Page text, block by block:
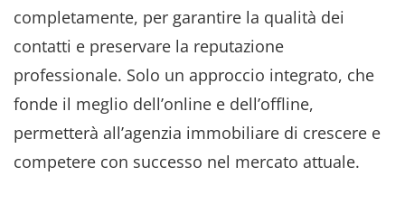
completamente, per garantire la qualità dei
contatti e preservare la reputazione
professionale. Solo un approccio integrato, che
fonde il meglio dell’online e dell’offline,
permetterà all’agenzia immobiliare di crescere e
competere con successo nel mercato attuale.